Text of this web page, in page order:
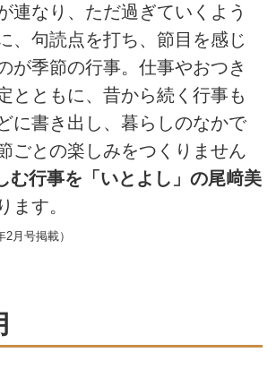
連なり、ただ過ぎていくよう
、句読点を打ち、節目を感じ
が季節の行事。仕事やおつき
とともに、昔から続く行事も
に書き出し、暮らしのなかで
ごとの楽しみをつくりません
む行事を「いとよし」の尾﨑美
ます。
2月号掲載）